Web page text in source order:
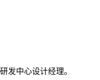
发中心设计经理。